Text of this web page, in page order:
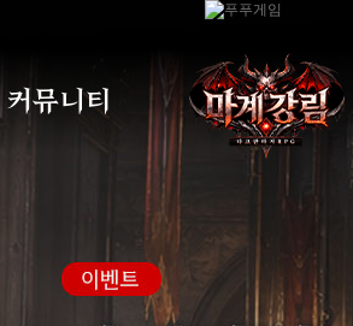
커뮤니티